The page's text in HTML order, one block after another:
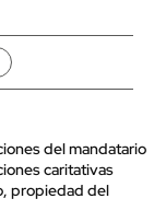
del mandatario
caritativas
propiedad del